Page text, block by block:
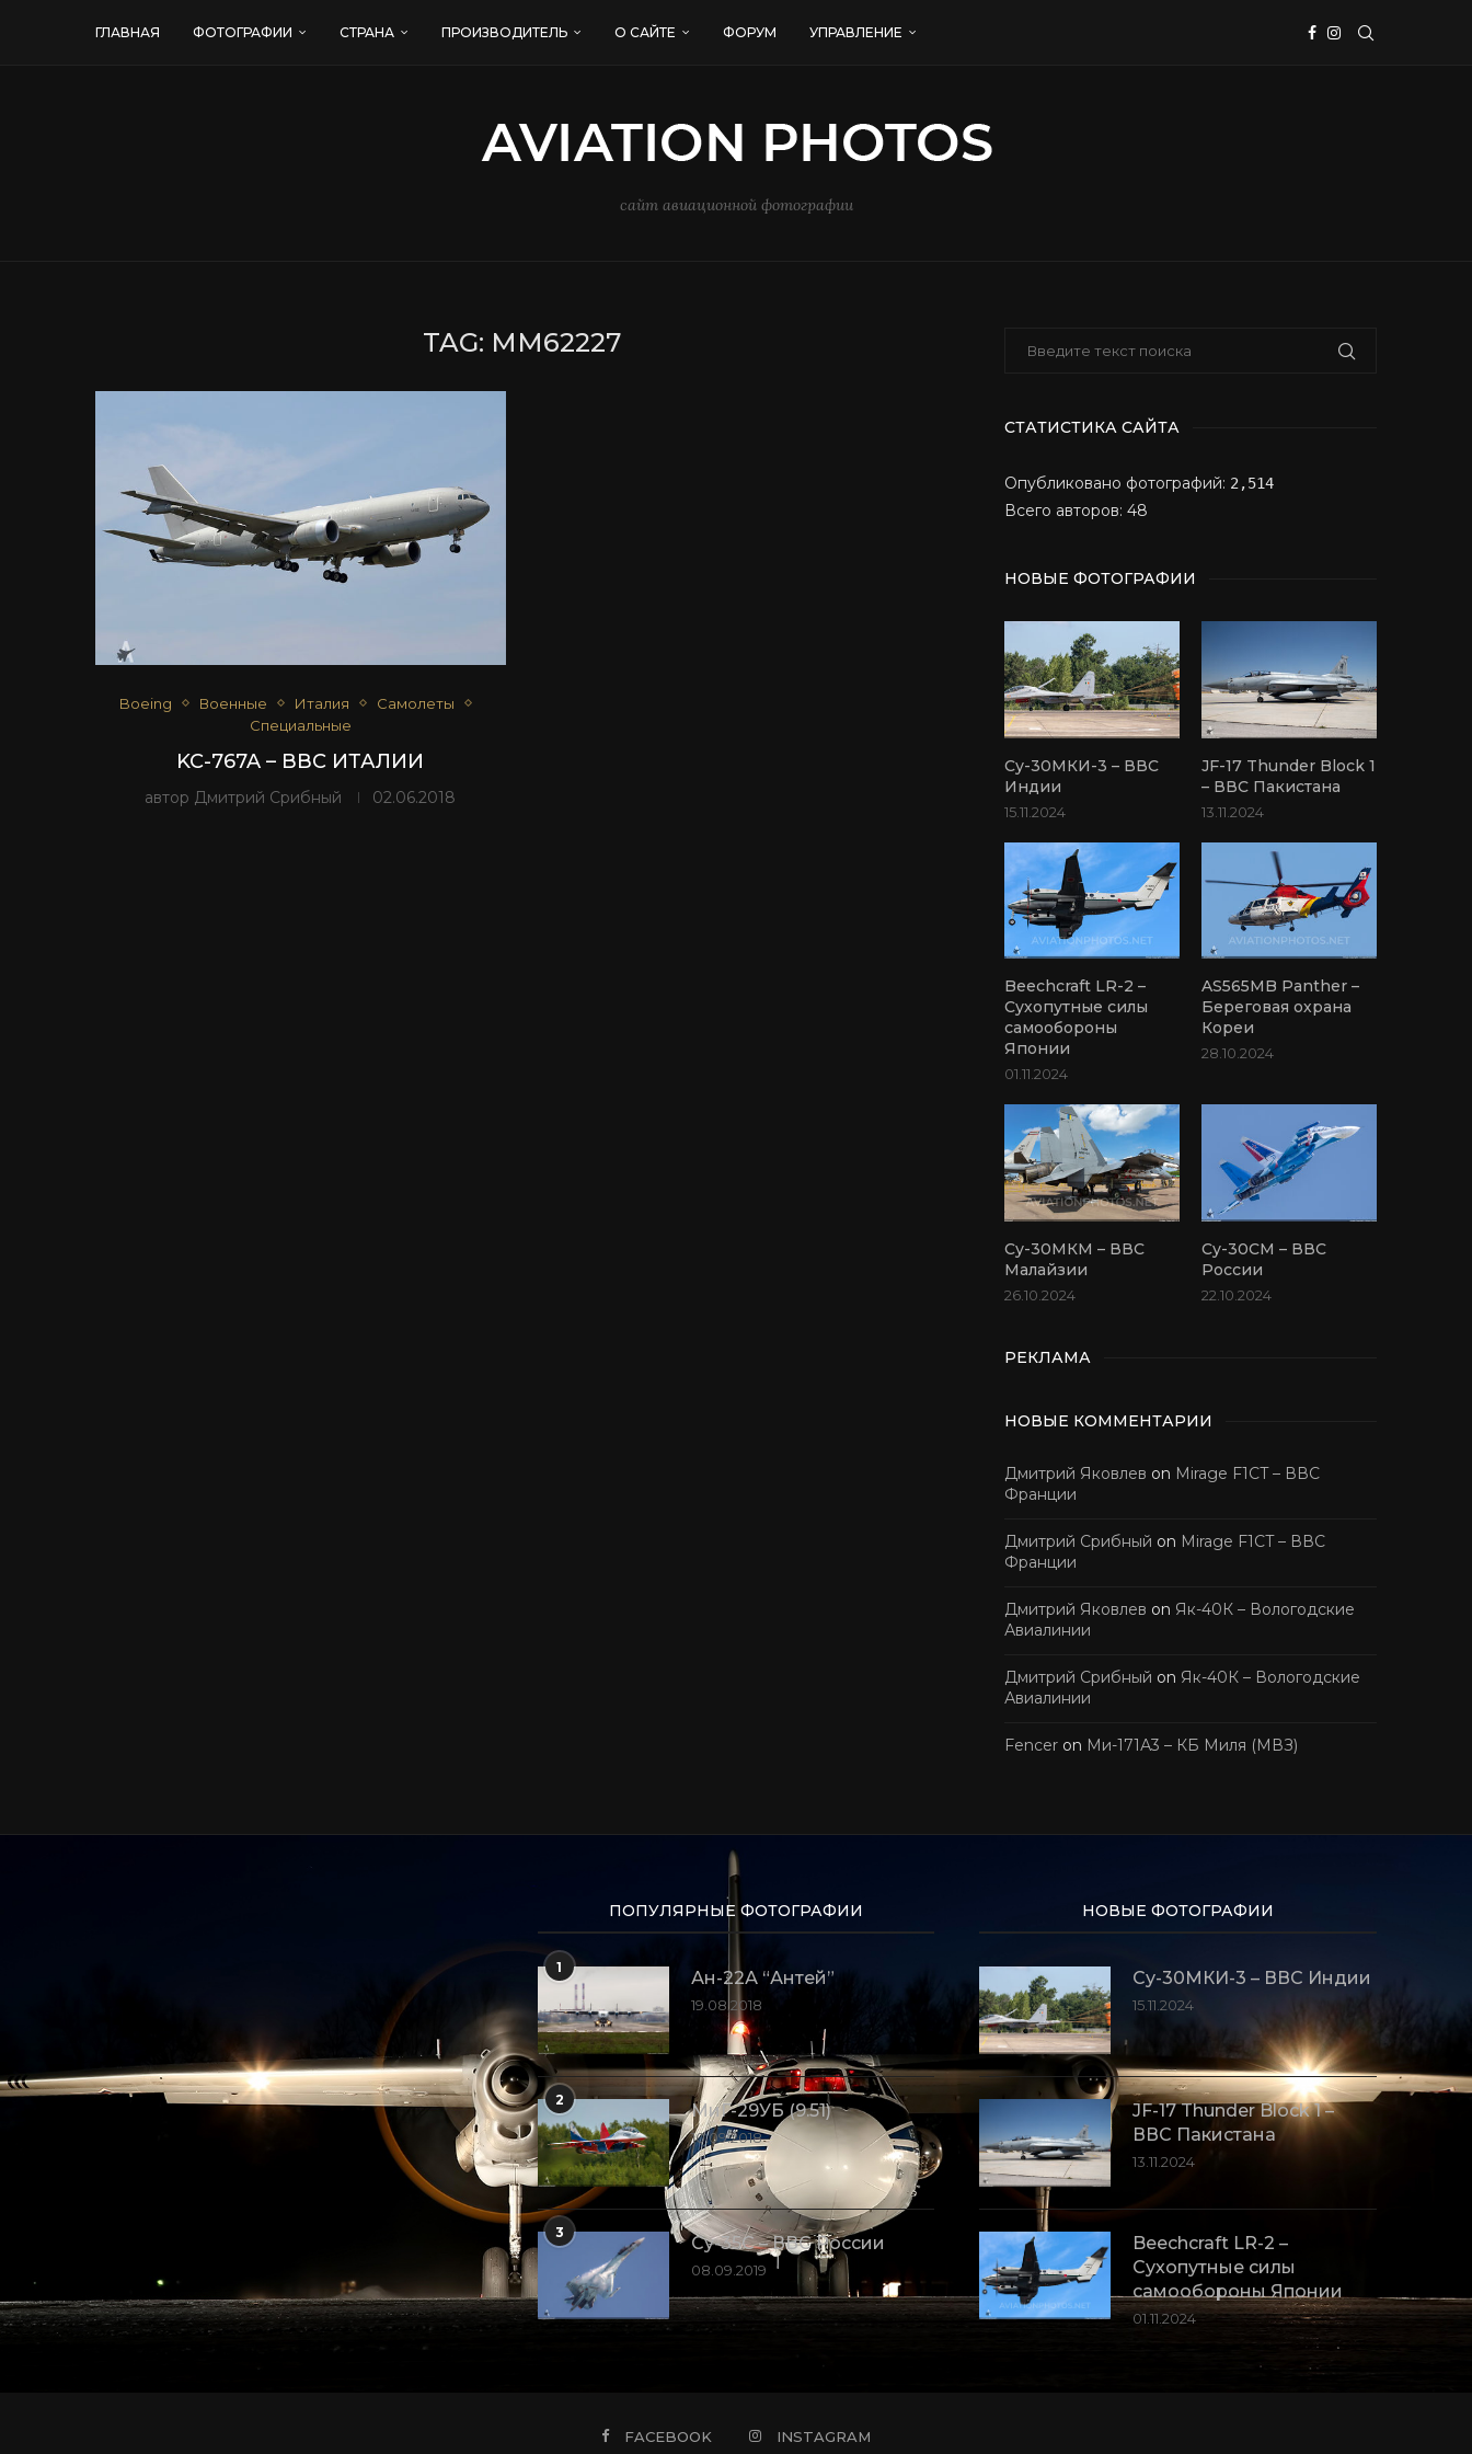
ГЛАВНАЯ ФОТОГРАФИИ СТРАНА ПРОИЗВОДИТЕЛЬ О САЙТЕ ФОРУМ УПРАВЛЕНИЕ
сайт авиационной фотографии
TAG: MM62227
Boeing Военные Италия
Самолеты
Специальные
KC-767A – ВВС ИТАЛИИ
автор Дмитрий Срибный 02.06.2018
СТАТИСТИКА САЙТА
Опубликовано фотографий: 2,514
Всего авторов: 48
НОВЫЕ ФОТОГРАФИИ
Су-30МКИ-3 – ВВС
Индии
15.11.2024
JF-17 Thunder Block 1
– ВВС Пакистана
13.11.2024
Beechcraft LR-2 –
Сухопутные силы
самообороны
Японии
01.11.2024
AS565MB Panther –
Береговая охрана
Кореи
28.10.2024
Су-30МКМ – ВВС
Малайзии
26.10.2024
Су-30СМ – ВВС
России
22.10.2024
РЕКЛАМА
НОВЫЕ КОММЕНТАРИИ
Дмитрий Яковлев on Mirage F1CT – ВВС
Франции
Дмитрий Срибный on Mirage F1CT – ВВС
Франции
Дмитрий Яковлев on Як-40К – Вологодские
Авиалинии
Дмитрий Срибный on Як-40К – Вологодские
Авиалинии
Fencer on Ми-171А3 – КБ Миля (МВЗ)
ПОПУЛЯРНЫЕ ФОТОГРАФИИ
1
Ан-22А “Антей”
19.08.2018
2
МиГ-29УБ (9.51)
10.09.2018
3
Су-35С – ВВС России
08.09.2019
НОВЫЕ ФОТОГРАФИИ
Су-30МКИ-3 – ВВС Индии
15.11.2024
JF-17 Thunder Block 1 –
ВВС Пакистана
13.11.2024
Beechcraft LR-2 –
Сухопутные силы
самообороны Японии
01.11.2024
FACEBOOK INSTAGRAM